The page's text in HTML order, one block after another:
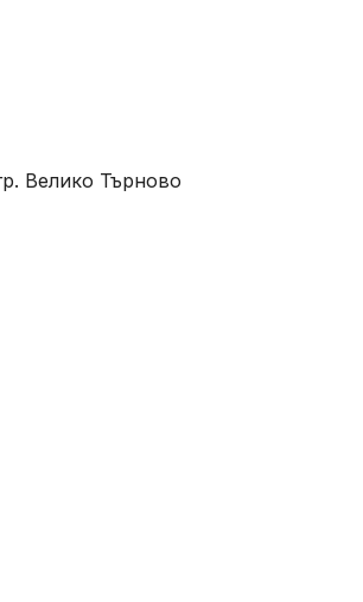
Велико Търново